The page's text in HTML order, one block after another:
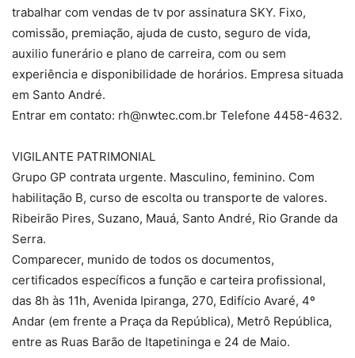
trabalhar com vendas de tv por assinatura SKY. Fixo,
comissão, premiação, ajuda de custo, seguro de vida,
auxilio funerário e plano de carreira, com ou sem
experiência e disponibilidade de horários. Empresa situada
em Santo André.
Entrar em contato: rh@nwtec.com.br Telefone 4458-4632.
VIGILANTE PATRIMONIAL
Grupo GP contrata urgente. Masculino, feminino. Com
habilitação B, curso de escolta ou transporte de valores.
Ribeirão Pires, Suzano, Mauá, Santo André, Rio Grande da
Serra.
Comparecer, munido de todos os documentos,
certificados específicos a função e carteira profissional,
das 8h às 11h, Avenida Ipiranga, 270, Edifício Avaré, 4º
Andar (em frente a Praça da República), Metrô República,
entre as Ruas Barão de Itapetininga e 24 de Maio.